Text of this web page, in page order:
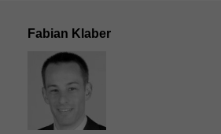
Fabian Klaber